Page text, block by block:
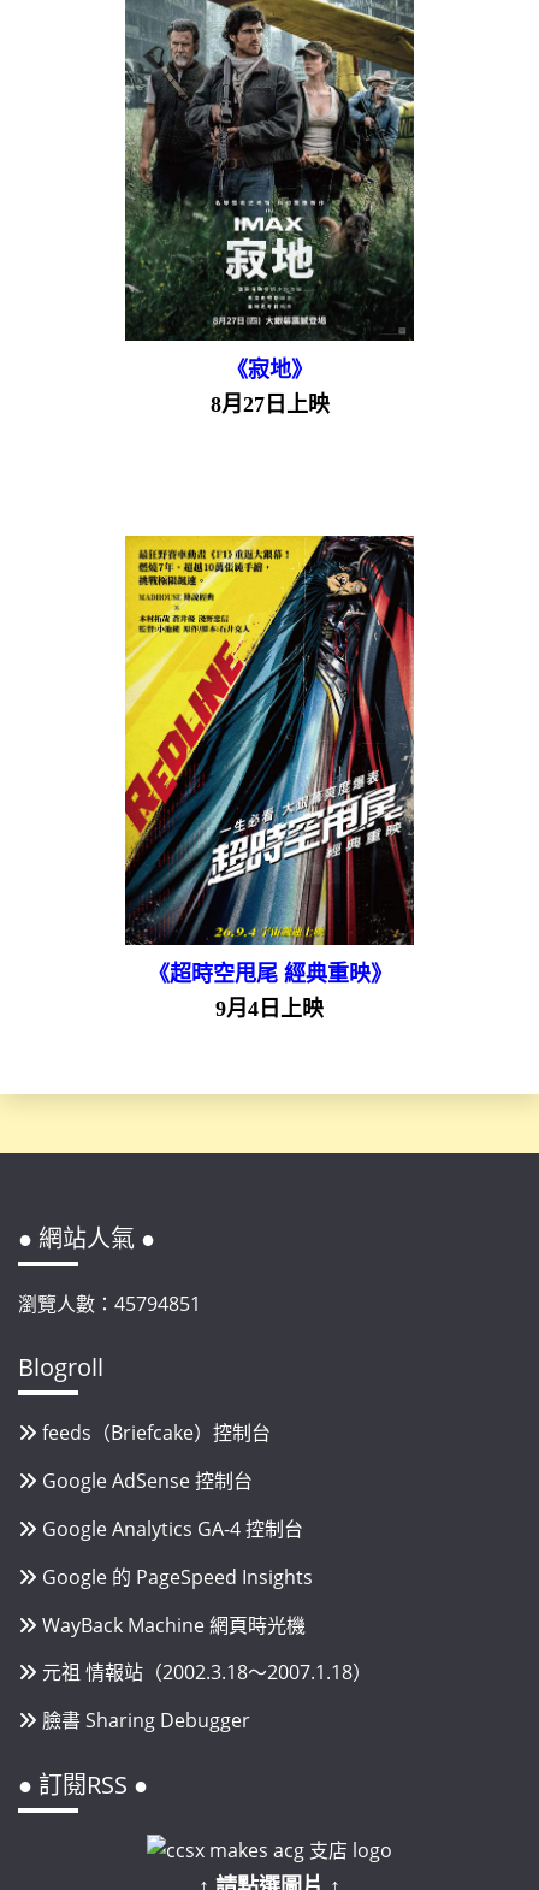
《寂地》
8月27日上映
《超時空甩尾 經典重映》
9月4日上映
● 網站人氣 ●
瀏覽人數：45794851
Blogroll
feeds（Briefcake）控制台
Google AdSense 控制台
Google Analytics GA-4 控制台
Google 的 PageSpeed Insights
WayBack Machine 網頁時光機
元祖 情報站（2002.3.18～2007.1.18）
臉書 Sharing Debugger
● 訂閱RSS ●